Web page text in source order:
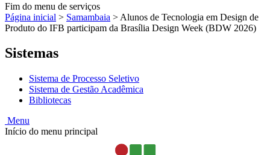
Fim do menu de serviços
Página inicial > Samambaia > Alunos de Tecnologia em Design de
Produto do IFB participam da Brasília Design Week (BDW 2026)
Sistemas
Sistema de Processo Seletivo
Sistema de Gestão Acadêmica
Bibliotecas
Menu
Início do menu principal